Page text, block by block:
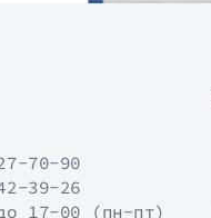
70-90
39-26
17-00 (пн-пт)